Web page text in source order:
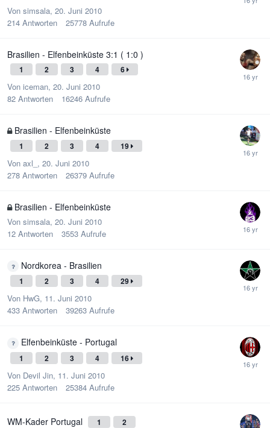
Von simsala, 20. Juni 2010
214 Antworten 25778 Aufrufe
Brasilien - Elfenbeinküste 3:1 ( 1:0 )
1 2 3 4 6
Von iceman, 20. Juni 2010
82 Antworten 16246 Aufrufe
Brasilien - Elfenbeinküste
1 2 3 4 19
Von axl_ , 20. Juni 2010
278 Antworten 26379 Aufrufe
Brasilien - Elfenbeinküste
Von simsala, 20. Juni 2010
12 Antworten 3553 Aufrufe
Nordkorea - Brasilien
1 2 3 4 29
Von HwG, 11. Juni 2010
433 Antworten 39263 Aufrufe
Elfenbeinküste - Portugal
1 2 3 4 16
Von Devil Jin, 11. Juni 2010
225 Antworten 25384 Aufrufe
WM-Kader Portugal 1 2